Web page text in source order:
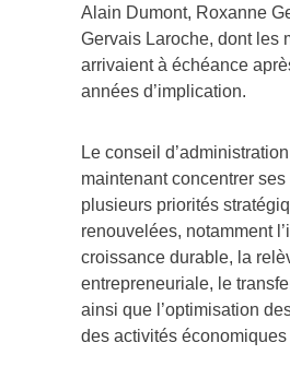
Alain Dumont, Roxanne
Gervais Laroche, dont les
arrivaient à échéance
années d’implication.
Le conseil
maintenant concentrer ses
plusieurs priorités
renouvelées, notamment
croissance durable, la
entrepreneuriale, le
ainsi que l’optimisation
des activités économiques